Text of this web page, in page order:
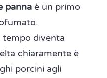
panna è un primo
tempo diventa
chiaramente è
porcini agli